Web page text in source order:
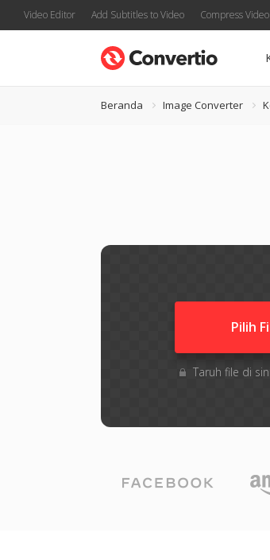
Video Editor Add Subtitles to Video Compress Video
Beranda Image Converter
Pilih
Taruh file di